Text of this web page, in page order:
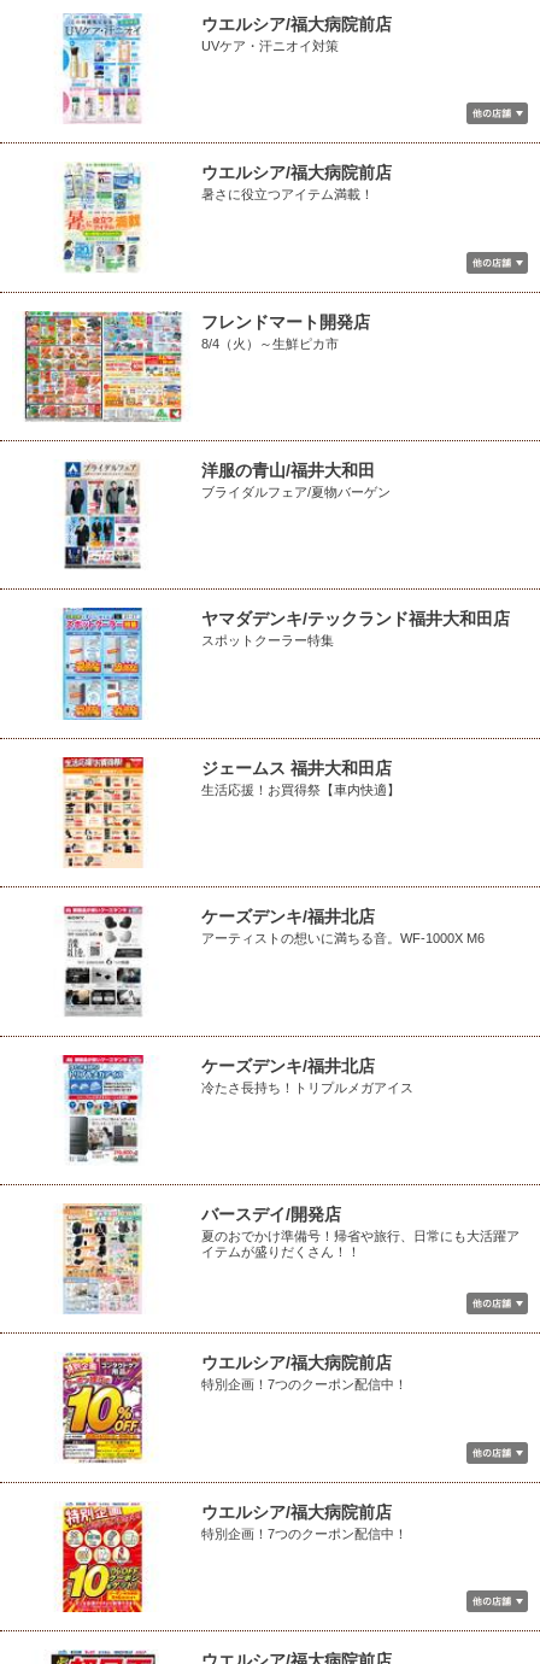
ウエルシア/福大病院前店
UVケア・汗ニオイ対策
ウエルシア/福大病院前店
暑さに役立つアイテム満載！
フレンドマート開発店
8/4（火）～生鮮ピカ市
洋服の青山/福井大和田
ブライダルフェア/夏物バーゲン
ヤマダデンキ/テックランド福井大和田店
スポットクーラー特集
ジェームス 福井大和田店
生活応援！お買得祭【車内快適】
ケーズデンキ/福井北店
アーティストの想いに満ちる音。WF-1000X M6
ケーズデンキ/福井北店
冷たさ長持ち！トリプルメガアイス
バースデイ/開発店
夏のおでかけ準備号！帰省や旅行、日常にも大活躍ア
イテムが盛りだくさん！！
ウエルシア/福大病院前店
特別企画！7つのクーポン配信中！
ウエルシア/福大病院前店
特別企画！7つのクーポン配信中！